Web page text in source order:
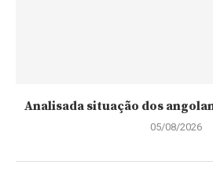
Analisada situação dos
05/08/2026